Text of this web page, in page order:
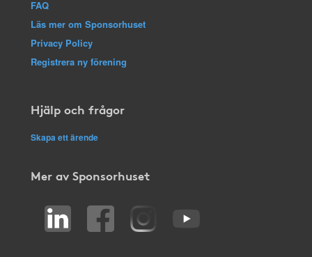
FAQ
Läs mer om Sponsorhuset
Privacy Policy
Registrera ny förening
Hjälp och frågor
Skapa ett ärende
Mer av Sponsorhuset